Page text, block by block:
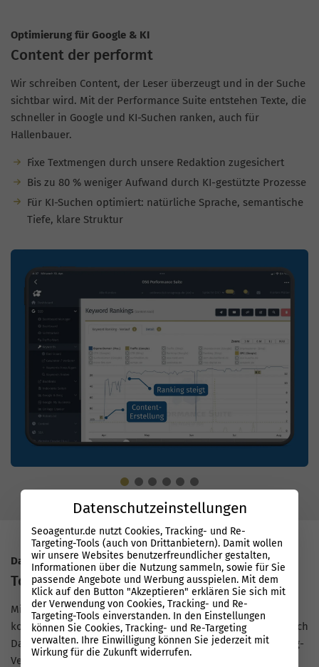
Optimierung für Google & KI
Content der performt
Wir schreiben Content, der Leser überzeugt und in der Suche
sichtbar wird. Mit der Performance Suite entstehen Texte, die
schneller in Google und KI-Suchen ranken, auch für
Hallenbauer.
Fixe Textmengen durch unsere Redaktion zugesichert
Bis zu 80 % weniger Aufwand durch KI-gestützte Prozesse
Für KI-Suchen optimiert: natürliche Sprache, semantische
Tiefe, klare Struktur
Datenbasierter Erfolg mit System
Top Rankings bei Google
Mit unserer Performance Suite arbeiten SEO-Experten auf
konstant hohem Niveau und setzen Maßnahmen sauber nach
Daten um. So entstehen schnelle, nachvollziehbare Ranking-
Verbesserungen bei Google, auch für Hallenbauer.
Datenschutzeinstellungen
Seoagentur.de nutzt Cookies, Tracking- und Re-
Targeting-Tools (auch von Drittanbietern). Damit wollen
wir unsere Websites benutzerfreundlicher gestalten,
Informationen über die Nutzung sammeln, sowie für Sie
passende Angebote und Werbung ausspielen. Mit dem
Klick auf den Button "Akzeptieren" erklären Sie sich mit
der Verwendung von Cookies, Tracking- und Re-
Targeting-Tools einverstanden. In den Einstellungen
können Sie Cookies, Tracking- und Re-Targeting
verwalten. Ihre Einwilligung können Sie jederzeit mit
Wirkung für die Zukunft widerrufen.